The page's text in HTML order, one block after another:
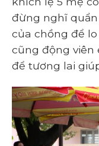
đừng nghĩ
của chồng để
cũng động viên
để tương lai